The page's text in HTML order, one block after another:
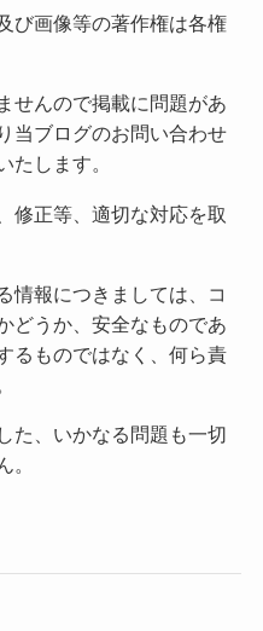
び画像等の著作権は各権
せんので掲載に問題があ
当ブログのお問い合わせ
たします。
修正等、適切な対応を取
情報につきましては、コ
どうか、安全なものであ
るものではなく、何ら責
た、いかなる問題も一切
。